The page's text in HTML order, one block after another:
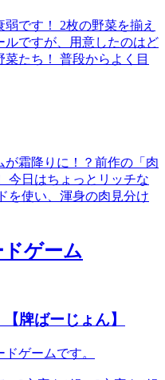
です！ 2枚の野菜を揃え
ですが、用意したのはど
たち！ 普段からよく目
霜降りに！？前作の「肉
今日はちょっとリッチな
使い、渾身の肉見分け
牌ばーじょん】
ゲームです。